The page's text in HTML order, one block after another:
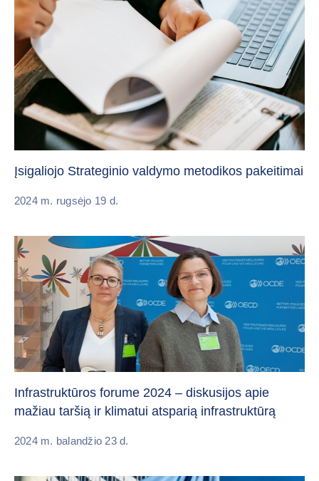
Įsigaliojo Strateginio valdymo metodikos pakeitimai
2024 m. rugsėjo 19 d.
Infrastruktūros forume 2024 – diskusijos apie
mažiau taršią ir klimatui atsparią infrastruktūrą
2024 m. balandžio 23 d.